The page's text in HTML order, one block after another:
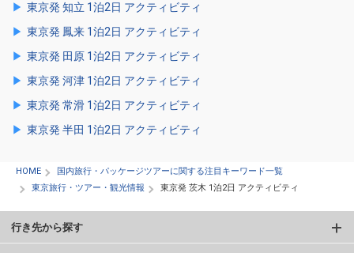
東京発 知立 1泊2日 アクティビティ
東京発 鳳来 1泊2日 アクティビティ
東京発 田原 1泊2日 アクティビティ
東京発 河津 1泊2日 アクティビティ
東京発 常滑 1泊2日 アクティビティ
東京発 半田 1泊2日 アクティビティ
HOME
国内旅行・パッケージツアーに関する注目キーワード一覧
東京旅行・ツアー・観光情報
東京発 茨木 1泊2日 アクティビティ
行き先から探す